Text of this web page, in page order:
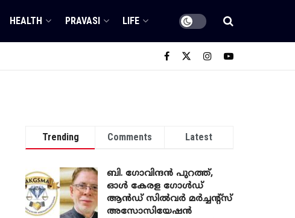
HEALTH PRAVASI LIFE
Trending Comments Latest
ബി. ​ഗോവിന്ദൻ പുറത്ത്,
ഓൾ കേരള ഗോൾഡ്
ആൻഡ് സിൽവർ മർച്ചന്റ്സ്
അസോസിയേഷൻ